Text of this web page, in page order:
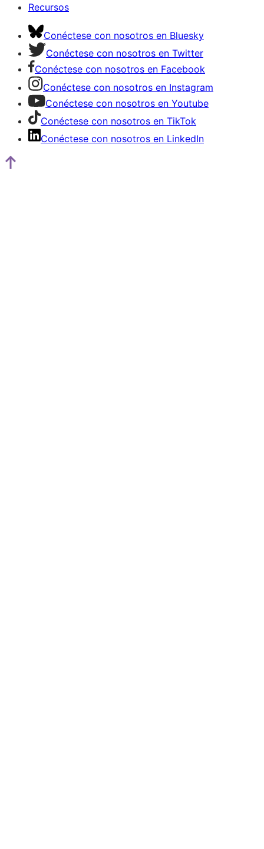
Recursos
Conéctese con nosotros en Bluesky
Conéctese con nosotros en Twitter
Conéctese con nosotros en Facebook
Conéctese con nosotros en Instagram
Conéctese con nosotros en Youtube
Conéctese con nosotros en TikTok
Conéctese con nosotros en LinkedIn